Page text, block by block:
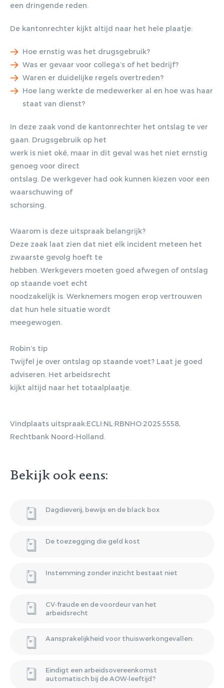
een dringende reden.
De kantonrechter kijkt altijd naar het hele plaatje:
Hoe ernstig was het drugsgebruik?
Was er gevaar voor collega’s of het bedrijf?
Waren er duidelijke regels overtreden?
Hoe lang werkte de medewerker al en hoe was haar
staat van dienst?
In deze zaak vond de kantonrechter het ontslag te ver
gaan. Drugsgebruik op het
werk is niet oké, maar in dit geval was het niet ernstig
genoeg voor direct
ontslag. De werkgever had ook kunnen kiezen voor een
waarschuwing of
schorsing.
Waarom is deze uitspraak belangrijk?
Deze zaak laat zien dat niet elk incident meteen het
zwaarste gevolg hoeft te
hebben. Werkgevers moeten goed afwegen of ontslag
op staande voet echt
noodzakelijk is. Werknemers mogen erop vertrouwen
dat hun hele situatie wordt
meegewogen.
Robin’s tip
Twijfel je over ontslag op staande voet? Laat je goed
adviseren. Het arbeidsrecht
kijkt altijd naar het totaalplaatje.
Vindplaats uitspraak:ECLI:NL:RBNHO:2025:5558,
Rechtbank Noord-Holland.
Bekijk ook eens:
Dagdieverij, bewijs en de black box
De toezegging die geld kost
Instemming zonder inzicht bestaat niet
CV‑fraude en de voordeur van het
arbeidsrecht
Aansprakelijkheid voor thuiswerkongevallen:
Eindigt een arbeidsovereenkomst
automatisch bij de AOW‑leeftijd?
Gratis E-
magazine
ontvangen
consectetur adipiscing elit. Nulla in
erat, quis ultricies ex. Cras placerat
suscip.